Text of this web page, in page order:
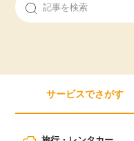
サービスでさがす